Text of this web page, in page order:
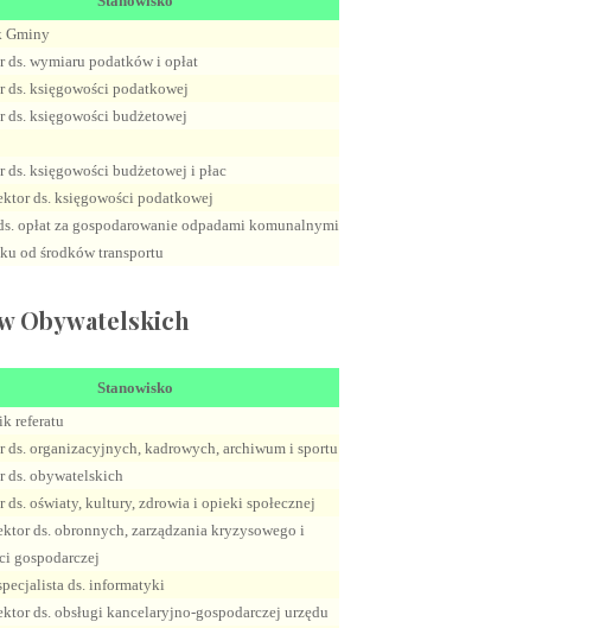
Gminy
ds. wymiaru podatków i opłat
ds. księgowości podatkowej
ds. księgowości budżetowej
ds. księgowości budżetowej i płac
ds. księgowości podatkowej
opłat za gospodarowanie odpadami komunalnymi
od środków transportu
Obywatelskich
Stanowisko
referatu
ds. organizacyjnych, kadrowych, archiwum i sportu
ds. obywatelskich
ds. oświaty, kultury, zdrowia i opieki społecznej
ds. obronnych, zarządzania kryzysowego i
gospodarczej
ds. informatyki
ds. obsługi kancelaryjno-gospodarczej urzędu